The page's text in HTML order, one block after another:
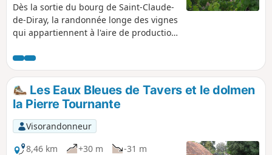
Dès la sortie du bourg de Saint-Claude-
de-Diray, la randonnée longe des vignes
qui appartiennent à l'aire de production
bords de Loire, avec le château de
Ménars, situé sur l'autre rive, où la
marquise de Pompadour a vécu ses
dernières années. Sur le chemin du
retour, l'ancien viaduc aux nombreuses
arches se laisse admirer sous tous les
angles avant que ne pointe à l'horizon
le clocher du bourg qui signale l'arrivée.
Les Eaux Bleues de Tavers et le dolmen
la Pierre Tournante
Visorandonneur
8,46 km
+30 m
-31 m